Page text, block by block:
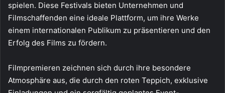
spielen. Diese Festivals bieten Unternehmen und
Filmschaffenden eine ideale Plattform, um ihre Werke
einem internationalen Publikum zu präsentieren und den
Erfolg des Films zu fördern.
Filmpremieren zeichnen sich durch ihre besondere
Atmosphäre aus, die durch den roten Teppich, exklusive